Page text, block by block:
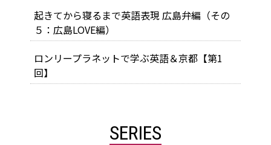
起きてから寝るまで英語表現 広島弁編（その
５：広島LOVE編）
ロンリープラネットで学ぶ英語＆京都【第1
回】
SERIES